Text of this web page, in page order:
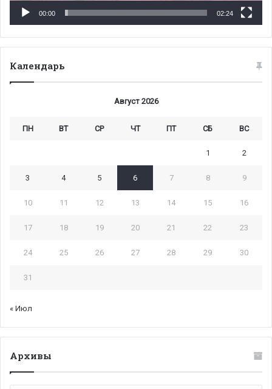
00:00 02:24
Календарь
Август 2026
ПН ВТ СР ЧТ ПТ СБ ВС
1 2
3 4 5 6 7 8 9
10 11 12 13 14 15 16
17 18 19 20 21 22 23
24 25 26 27 28 29 30
31
« Июл
Архивы